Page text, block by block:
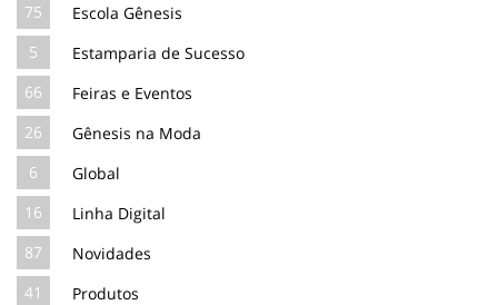
75
Escola Gênesis
5
Estamparia de Sucesso
66
Feiras e Eventos
26
Gênesis na Moda
6
Global
16
Linha Digital
87
Novidades
41
Produtos